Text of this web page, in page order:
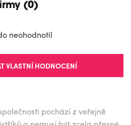
(0)
neohodnotil
VLASTNÍ HODNOCENÍ
pochází z veřejně